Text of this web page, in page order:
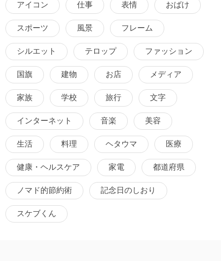
アイコン 仕事 表情 おばけ
スポーツ 風景 フレーム
シルエット テロップ ファッション
国旗 建物 お店 メディア
家族 学校 旅行 文字
インターネット 音楽 美容
生活 料理 ヘタウマ 医療
健康・ヘルスケア 家電 都道府県
ノマド的節約術 記念日のしおり
スケブくん